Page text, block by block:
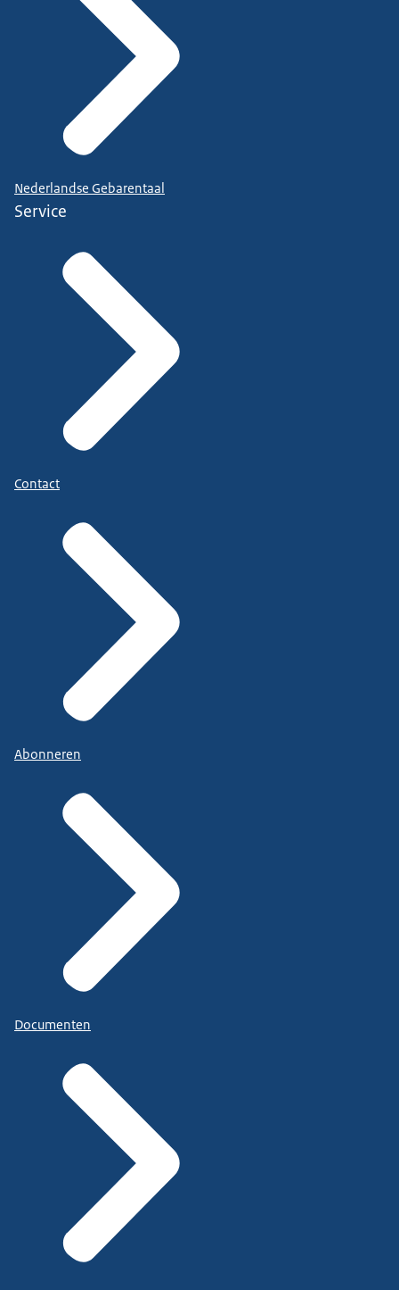
Nederlandse Gebarentaal
Service
Contact
Abonneren
Documenten